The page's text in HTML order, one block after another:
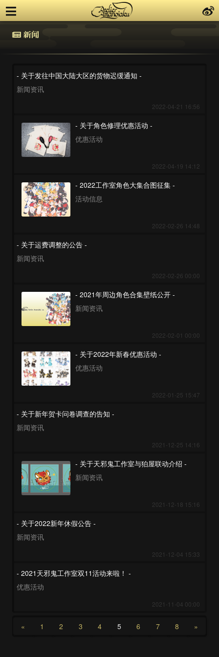
新闻
- 关于发往中国大陆大区的货物迟缓通知 -
新闻资讯
2022-04-21 16:56
- 关于角色修理优惠活动 -
优惠活动
2022-04-19 14:12
- 2022工作室角色大集合图征集 -
活动信息
2022-02-26 14:48
- 关于运费调整的公告 -
新闻资讯
2022-02-26 00:00
- 2021年周边角色合集壁纸公开 -
新闻资讯
2022-02-01 00:00
- 关于2022年新春优惠活动 -
优惠活动
2022-01-25 15:47
- 关于新年贺卡问卷调查的告知 -
新闻资讯
2021-12-25 14:16
- 关于天邪鬼工作室与狛屋联动介绍 -
新闻资讯
2021-12-18 15:16
- 关于2022新年休假公告 -
新闻资讯
2021-12-04 15:33
- 2021天邪鬼工作室双11活动来啦！ -
优惠活动
2021-11-04 00:00
« 1 2 3 4 5 6 7 8 »